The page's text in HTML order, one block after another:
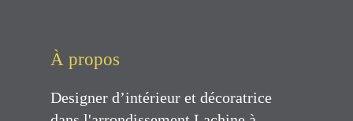
À propos
Designer d’intérieur et décoratrice